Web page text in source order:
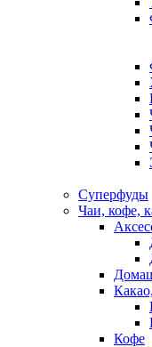
Суперфуды
Чаи, кофе,
Кофе